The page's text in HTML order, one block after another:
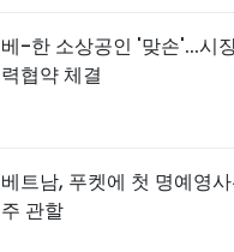
베-한 소상공인 '맞손'...시
력협약 체결
베트남, 푸켓에 첫 명예영
주 관할